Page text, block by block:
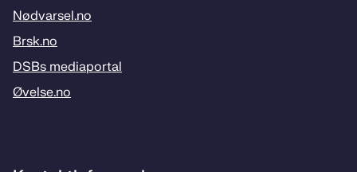
Nødvarsel.no
Brsk.no
DSBs mediaportal
Øvelse.no